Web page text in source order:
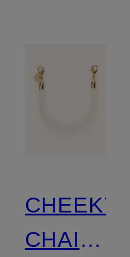
CHEEKY
CHAIN